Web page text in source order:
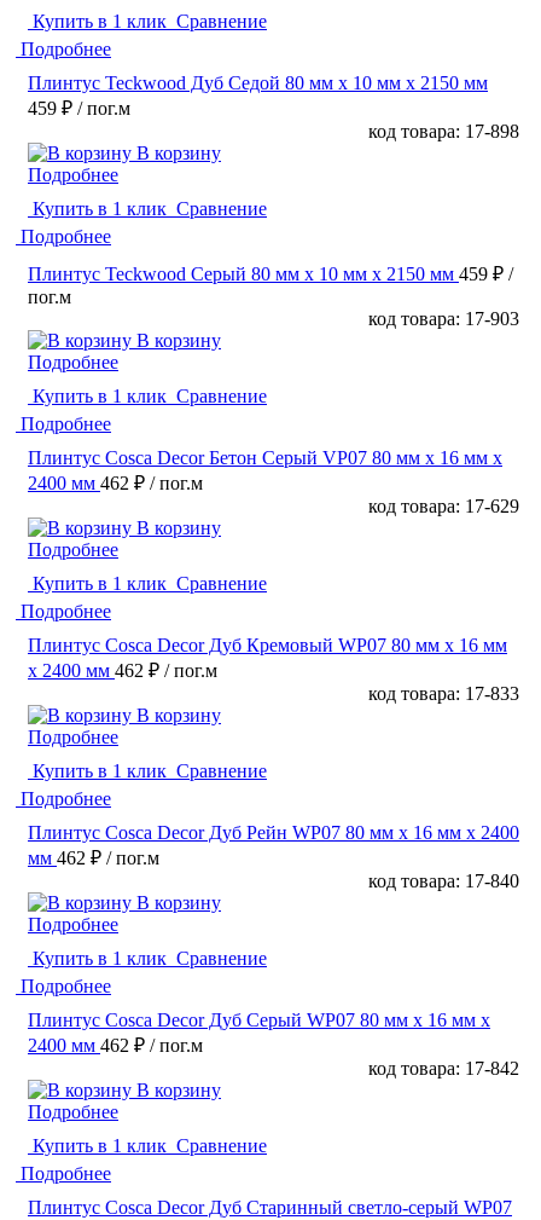
Купить в 1 клик Сравнение
Подробнее
Плинтус Teckwood Дуб Седой 80 мм х 10 мм х 2150 мм
459 ₽ / пог.м
код товара: 17-898
В корзину
Подробнее
Купить в 1 клик Сравнение
Подробнее
Плинтус Teckwood Серый 80 мм х 10 мм х 2150 мм 459 ₽ /
пог.м
код товара: 17-903
В корзину
Подробнее
Купить в 1 клик Сравнение
Подробнее
Плинтус Cosca Decor Бетон Серый VP07 80 мм х 16 мм х
2400 мм 462 ₽ / пог.м
код товара: 17-629
В корзину
Подробнее
Купить в 1 клик Сравнение
Подробнее
Плинтус Cosca Decor Дуб Кремовый WP07 80 мм х 16 мм
х 2400 мм 462 ₽ / пог.м
код товара: 17-833
В корзину
Подробнее
Купить в 1 клик Сравнение
Подробнее
Плинтус Cosca Decor Дуб Рейн WP07 80 мм х 16 мм х 2400
мм 462 ₽ / пог.м
код товара: 17-840
В корзину
Подробнее
Купить в 1 клик Сравнение
Подробнее
Плинтус Cosca Decor Дуб Серый WP07 80 мм х 16 мм х
2400 мм 462 ₽ / пог.м
код товара: 17-842
В корзину
Подробнее
Купить в 1 клик Сравнение
Подробнее
Плинтус Cosca Decor Дуб Старинный светло-серый WP07